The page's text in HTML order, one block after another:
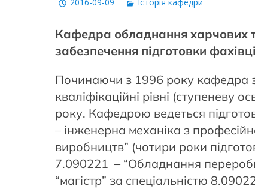
2016-09-09 Історія кафедри
Кафедра обладнання харчових
забезпечення підготовки
Починаючи з 1996 року кафедра
кваліфікаційні рівні (ступеневу
року. Кафедрою ведеться
– інженерна механіка з
виробництв” (чотири роки
7.090221 – “Обладнання
“магістр” за спеціальністю